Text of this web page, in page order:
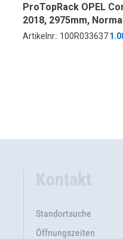
ProTopRack OPEL
2018, 2975mm,
ND, Heckflügeltüren
Artikelnr.: 100R033637
Kontakt
Standortsuche
Öffnungszeiten